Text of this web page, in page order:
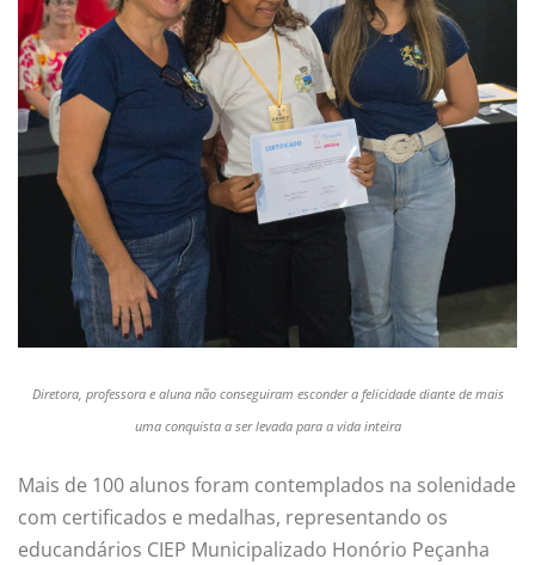
Diretora, professora e aluna não conseguiram esconder a felicidade diante de mais
uma conquista a ser levada para a vida inteira
Mais de 100 alunos foram contemplados na solenidade
com certificados e medalhas, representando os
educandários CIEP Municipalizado Honório Peçanha